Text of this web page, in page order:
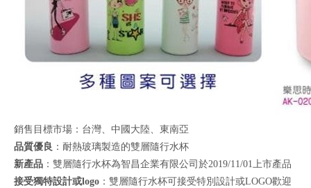
銷售目標市場：台灣、中國大陸、東南亞
品質優良 ：耐熱玻璃製造的雙層隨行水杯
新產品 ：雙層隨行水杯為智昌企業有限公司於2019/11/01上市產品
接受獨特設計或logo ：雙層隨行水杯可接受特別設計或LOGO歡迎